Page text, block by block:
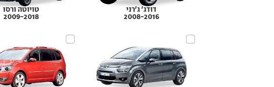
דודג' ג'רני
2008-2016
טויוטה ורסו
2009-2018